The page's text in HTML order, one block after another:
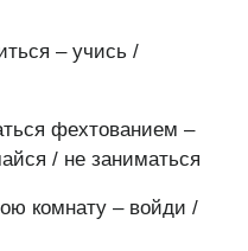
– учись /
фехтованием –
/ не заниматься
комнату – войди /